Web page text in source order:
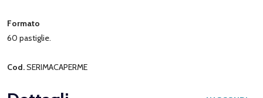
Formato
60 pastiglie.
Cod.SERIMACAPERME